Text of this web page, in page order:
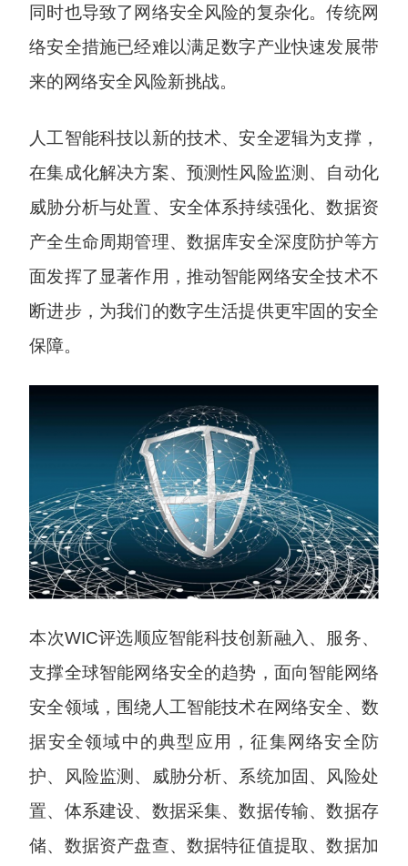
同时也导致了网络安全风险的复杂化。传统网
络安全措施已经难以满足数字产业快速发展带
来的网络安全风险新挑战。
人工智能科技以新的技术、安全逻辑为支撑，
在集成化解决方案、预测性风险监测、自动化
威胁分析与处置、安全体系持续强化、数据资
产全生命周期管理、数据库安全深度防护等方
面发挥了显著作用，推动智能网络安全技术不
断进步，为我们的数字生活提供更牢固的安全
保障。
本次WIC评选顺应智能科技创新融入、服务、
支撑全球智能网络安全的趋势，面向智能网络
安全领域，围绕人工智能技术在网络安全、数
据安全领域中的典型应用，征集网络安全防
护、风险监测、威胁分析、系统加固、风险处
置、体系建设、数据采集、数据传输、数据存
储、数据资产盘查、数据特征值提取、数据加